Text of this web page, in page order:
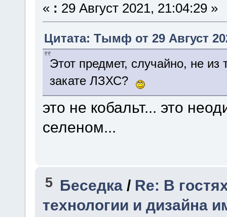
« : 29 Август 2021, 21:04:29 »
Цитата: Тымф от 29 Август
Этот предмет, случайно, не из
закате ЛЗХС?
это не кобальт... это
селеном...
5 Беседка / Re: В
технологии и дизайна